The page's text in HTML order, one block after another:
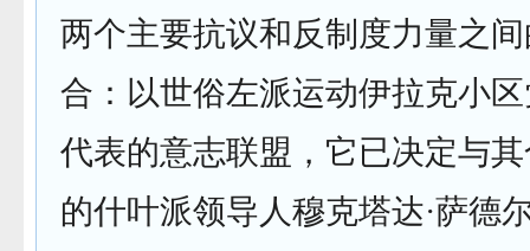
两个主要抗议和反制度力量之
合：以世俗左派运动伊拉克小
代表的意志联盟，它已决定与
的什叶派领导人穆克塔达·萨德